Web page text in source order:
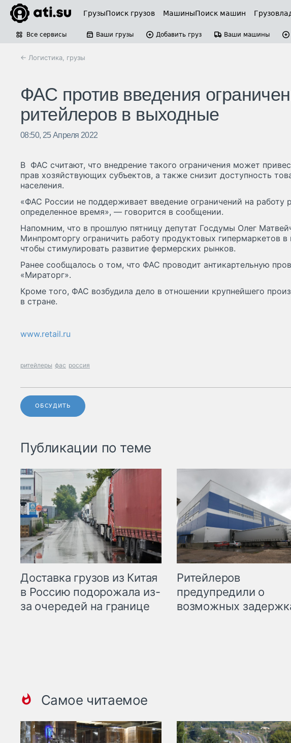
ГрузыПоиск грузов МашиныПоиск машин
Все сервисы Ваши грузы Добавить груз Ваши машины
← Логистика, грузы
ФАС против введения
ритейлеров в выходные
08:50, 25 Апреля 2022
В ФАС считают, что внедрение такого ограничения может
прав хозяйствующих субъектов, а также снизит доступность
населения.
«ФАС России не поддерживает введение ограничений на работу
определенное время», — говорится в сообщении.
Напомним, что в прошлую пятницу депутат Госдумы Олег
Минпромторгу ограничить работу продуктовых гипермаркетов в
чтобы стимулировать развитие фермерских рынков.
Ранее сообщалось о том, что ФАС проводит антикартельную
«Мираторг».
Кроме того, ФАС возбудила дело в отношении крупнейшего
в стране.
www.retail.ru
ритейлеры фас россия
ОБСУДИТЬ
Публикации по теме
Доставка грузов из Китая
в Россию подорожала из-
за очередей на границе
Ритейлеров
предупредили о
возможных
Самое читаемое